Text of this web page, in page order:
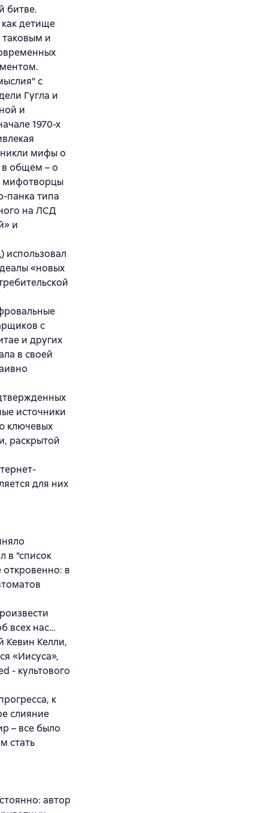
битве.
детище
и
с
Гугла и
и
1970-х
мифы о
в общем – о
мифотворцы
панка типа
на ЛСД
и
использовал
«новых
с
и других
в своей
источники
ключевых
раскрытой
для них
в "список
в
всех нас…
Кевин Келли,
«Иисуса»,
- культового
к
слияние
– все было
стать
автор